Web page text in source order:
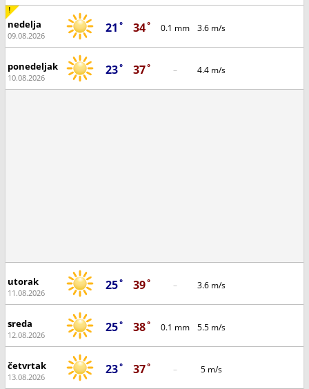
nedelja
09.08.2026
21˚ 34˚ 0.1 mm 3.6 m/s
ponedeljak
10.08.2026
23˚ 37˚ – 4.4 m/s
utorak
11.08.2026
25˚ 39˚ – 3.6 m/s
sreda
12.08.2026
25˚ 38˚ 0.1 mm 5.5 m/s
četvrtak
13.08.2026
23˚ 37˚ – 5 m/s